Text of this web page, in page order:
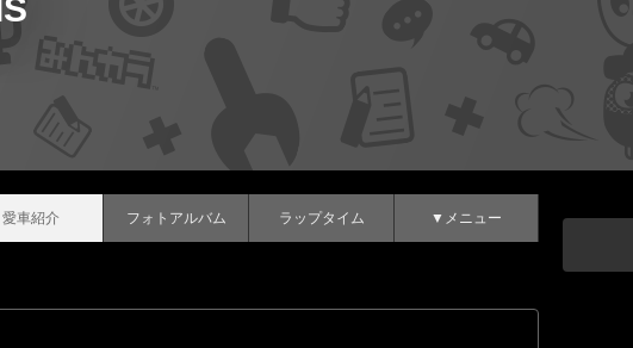
愛車紹介 フォトアルバム ラップタイム ▼メニュー